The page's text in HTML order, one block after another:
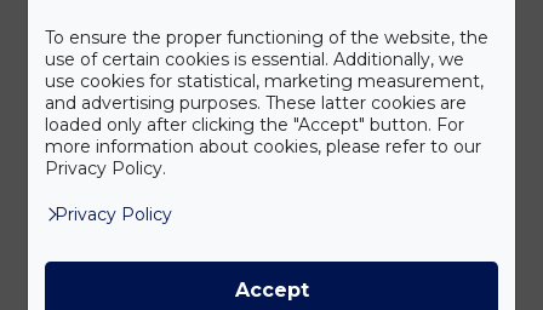
Kozmetikumok
Légút/tüdő
Lézer eszközök
Máj és epe
Multivitaminok/ ásványi anyagok
To ensure the proper functioning of the website, the
use of certain cookies is essential. Additionally, we
use cookies for statistical, marketing measurement,
and advertising purposes. These latter cookies are
loaded only after clicking the "Accept" button. For
more information about cookies, please refer to our
Privacy Policy.
Privacy Policy
Accept